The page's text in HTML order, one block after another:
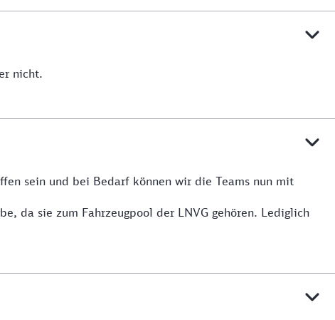
nicht.
sein und bei Bedarf können wir die Teams nun mit
da sie zum Fahrzeugpool der LNVG gehören. Lediglich